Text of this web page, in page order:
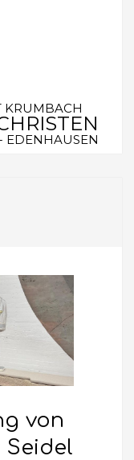
KRUMBACH
EDENHAUSEN
von
Seidel